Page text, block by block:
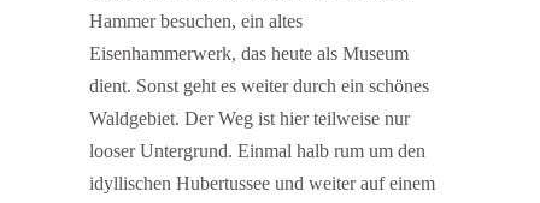
Hammer besuchen, ein altes
Eisenhammerwerk, das heute als Museum
dient. Sonst geht es weiter durch ein schönes
Waldgebiet. Der Weg ist hier teilweise nur
looser Untergrund. Einmal halb rum um den
idyllischen Hubertussee und weiter auf einem